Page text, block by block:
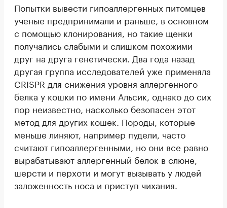
Попытки вывести гипоаллергенных питомцев
ученые предпринимали и раньше, в основном
с помощью клонирования, но такие щенки
получались слабыми и слишком похожими
друг на друга генетически. Два года назад
другая группа исследователей уже применяла
CRISPR для снижения уровня аллергенного
белка у кошки по имени Альсик, однако до сих
пор неизвестно, насколько безопасен этот
метод для других кошек. Породы, которые
меньше линяют, например пудели, часто
считают гипоаллергенными, но они все равно
вырабатывают аллергенный белок в слюне,
шерсти и перхоти и могут вызывать у людей
заложенность носа и приступ чихания.